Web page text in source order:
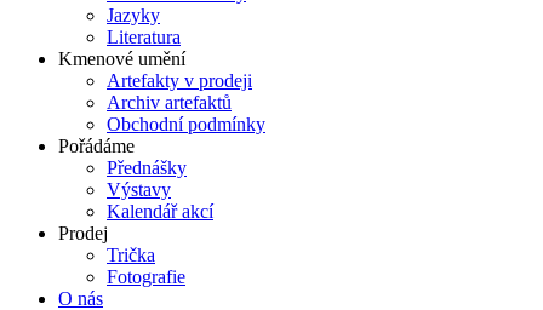
Jazyky
Literatura
Kmenové umění
Artefakty v prodeji
Archiv artefaktů
Obchodní podmínky
Pořádáme
Přednášky
Výstavy
Kalendář akcí
Prodej
Trička
Fotografie
O nás